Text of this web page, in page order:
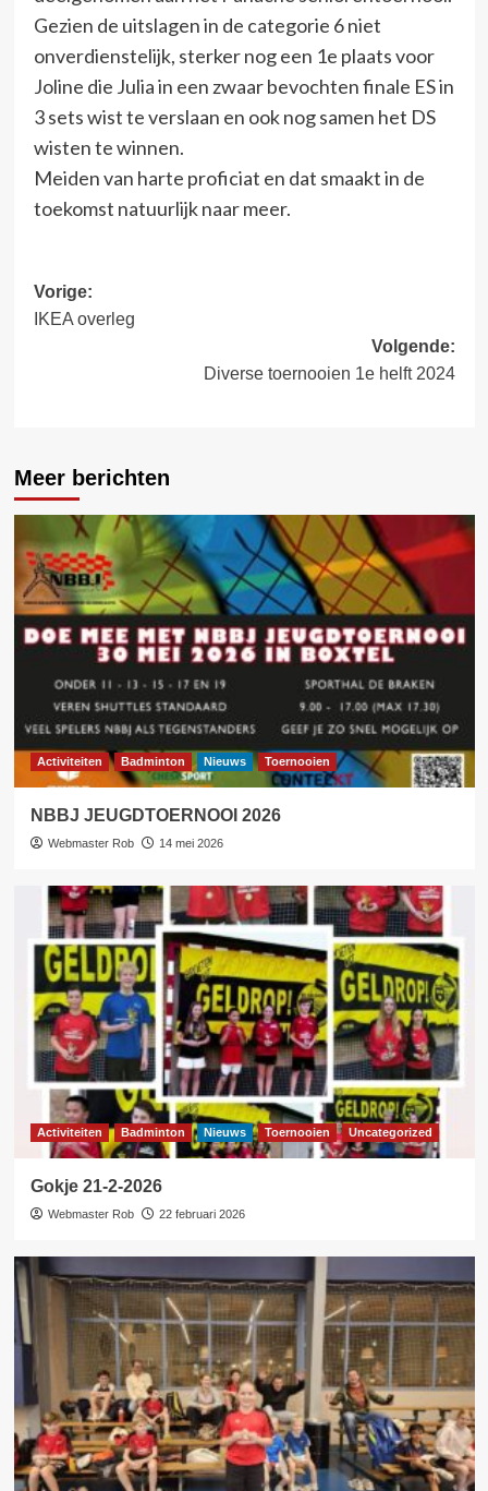
Gezien de uitslagen in de categorie 6 niet
onverdienstelijk, sterker nog een 1e plaats voor
Joline die Julia in een zwaar bevochten finale ES in
3 sets wist te verslaan en ook nog samen het DS
wisten te winnen.
Meiden van harte proficiat en dat smaakt in de
toekomst natuurlijk naar meer.
Bericht
navigatie
Vorige:
IKEA overleg
Volgende:
Diverse toernooien 1e helft 2024
Meer berichten
Activiteiten Badminton Nieuws Toernooien
NBBJ JEUGDTOERNOOI 2026
Webmaster Rob 14 mei 2026
Activiteiten Badminton Nieuws Toernooien Uncategorized
Gokje 21-2-2026
Webmaster Rob 22 februari 2026